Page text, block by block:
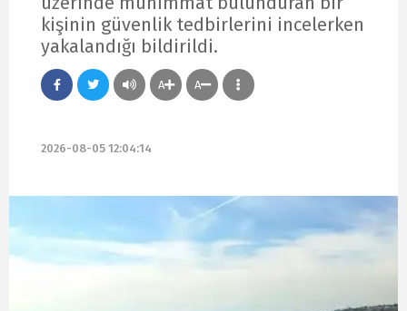
kişinin güvenlik tedbirlerini incelerken
yakalandığı bildirildi.
A A
2026-08-05 12:04:14